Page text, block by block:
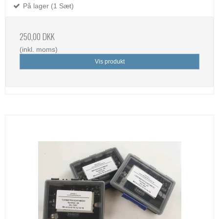
På lager (1 Sæt)
250,00 DKK
(inkl. moms)
Vis produkt